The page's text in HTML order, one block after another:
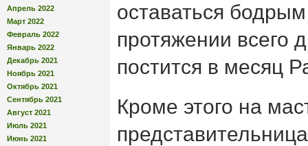
Апрель 2022
Март 2022
Февраль 2022
Январь 2022
Декабрь 2021
Ноябрь 2021
Октябрь 2021
Сентябрь 2021
Август 2021
Июль 2021
Июнь 2021
оставаться
протяжении всего
постится в месяц
Кроме этого на